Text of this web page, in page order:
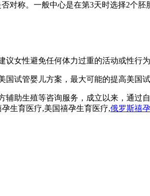
对称。一般中心是在第3天时选择2个胚
女性避免任何体力过重的活动或性行
试管婴儿方案，最大可能的提高美国
助生殖等咨询服务，成立以来，通
孕生育医疗,美国禧孕生育医疗,俄罗斯禧